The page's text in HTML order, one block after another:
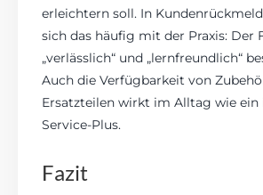
erleichtern soll. In
sich das häufig mit der Praxis: Der
„verlässlich“ und „lernfreundlich“
Auch die Verfügbarkeit von
Ersatzteilen wirkt im Alltag wie ein
Service-Plus.
Fazit